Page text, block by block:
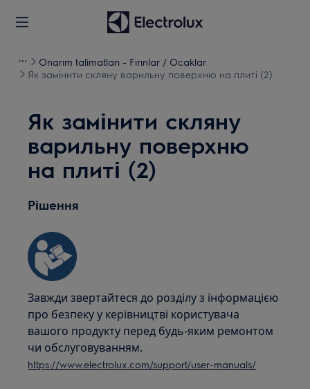
Onarım talimatları - Fırınlar / Ocaklar
Як замінити скляну варильну поверхню на плиті (2)
Як замінити скляну
варильну поверхню
на плиті (2)
Рішення
Завжди звертайтеся до розділу з інформацією
про безпеку у керівництві користувача
вашого продукту перед будь-яким ремонтом
чи обслуговуванням.
https://www.electrolux.com/support/user-manuals/